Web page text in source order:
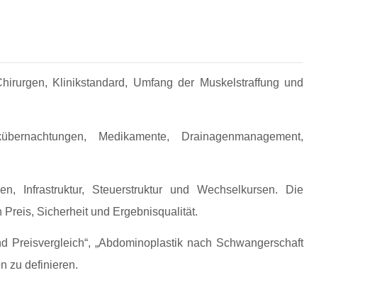
Klinikstandard, Umfang der Muskelstraffung und
Medikamente, Drainagenmanagement,
Infrastruktur, Steuerstruktur und Wechselkursen. Die
Sicherheit und Ergebnisqualität.
Preisvergleich“, „Abdominoplastik nach Schwangerschaft
zu definieren.